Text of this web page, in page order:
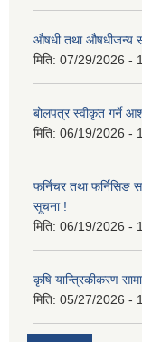
औषधी तथा औषधीजन्य
मिति: 07/29/2026 -
बोलपत्र स्वीकृत गर्ने
मिति: 06/19/2026 -
फर्निचर तथा फर्निसिङ
सूचना !
मिति: 06/19/2026 -
कृषि यान्त्रिकीकरण
मिति: 05/27/2026 -